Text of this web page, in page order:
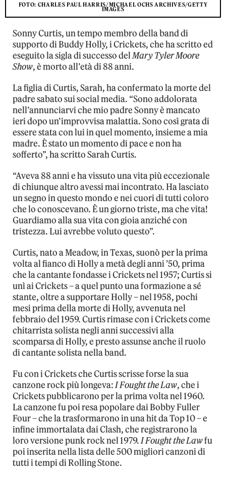
FOTO: CHARLES PAUL HARRIS/MICHAEL OCHS ARCHIVES/GETTY
IMAGES
Sonny Curtis, un tempo membro della band di
supporto di Buddy Holly, i Crickets, che ha scritto ed
eseguito la sigla di successo delMary Tyler Moore
Show, è morto all’età di 88 anni.
La figlia di Curtis, Sarah, ha confermato la morte del
padre sabato sui social media. “Sono addolorata
nell’annunciarvi che mio padre Sonny è mancato
ieri dopo un’improvvisa malattia. Sono così grata di
essere stata con lui in quel momento, insieme a mia
madre. È stato un momento di pace e non ha
sofferto”, ha scritto Sarah Curtis.
“Aveva 88 anni e ha vissuto una vita più eccezionale
di chiunque altro avessi mai incontrato. Ha lasciato
un segno in questo mondo e nei cuori di tutti coloro
che lo conoscevano. È un giorno triste, ma che vita!
Guardiamo alla sua vita con gioia anziché con
tristezza. Lui avrebbe voluto questo”.
Curtis, nato a Meadow, in Texas, suonò per la prima
volta al fianco di Holly a metà degli anni ’50, prima
che la cantante fondasse i Crickets nel 1957; Curtis si
unì ai Crickets – a quel punto una formazione a sé
stante, oltre a supportare Holly – nel 1958, pochi
mesi prima della morte di Holly, avvenuta nel
febbraio del 1959. Curtis rimase con i Crickets come
chitarrista solista negli anni successivi alla
scomparsa di Holly, e presto assunse anche il ruolo
di cantante solista nella band.
Fu con i Crickets che Curtis scrisse forse la sua
canzone rock più longeva:I Fought the Law, che i
Crickets pubblicarono per la prima volta nel 1960.
La canzone fu poi resa popolare dai Bobby Fuller
Four – che la trasformarono in una hit da Top 10 – e
infine immortalata dai Clash, che registrarono la
loro versione punk rock nel 1979.I Fought the Lawfu
poi inserita nella lista delle 500 migliori canzoni di
tutti i tempi di Rolling Stone.